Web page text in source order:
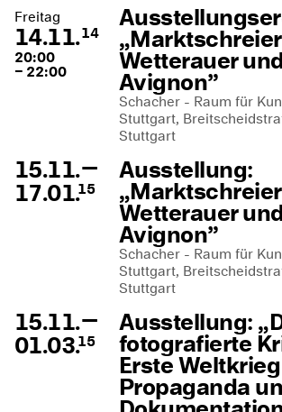
Freitag
14.11.14
20:00
– 22:00 Wetterauer
Avignon”
Schacher - Raum für
Stuttgart,
Stuttgart
15.11.—
17.01.15
Ausstellung:
Wetterauer
Avignon”
Schacher - Raum für
Stuttgart,
Stuttgart
15.11.—
01.03.15
Ausstellung:
fotografierte
Erste
Propaganda